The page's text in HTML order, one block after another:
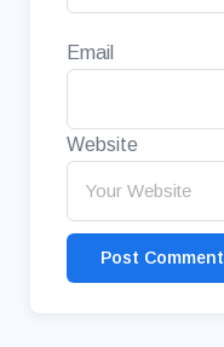
Email
Website
Post Comment